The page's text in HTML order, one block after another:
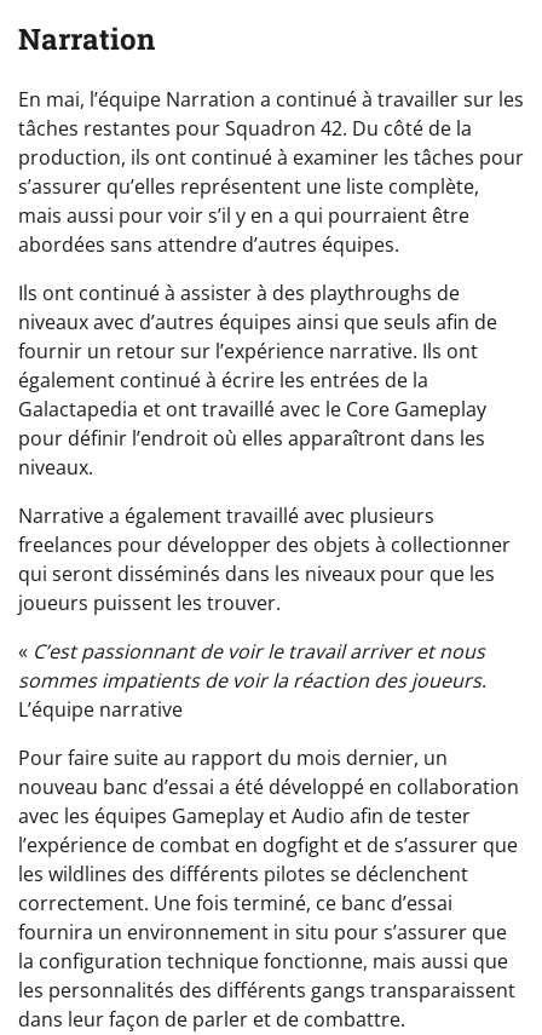
Narration
En mai, l’équipe Narration a continué à travailler sur les
tâches restantes pour Squadron 42. Du côté de la
production, ils ont continué à examiner les tâches pour
s’assurer qu’elles représentent une liste complète,
mais aussi pour voir s’il y en a qui pourraient être
abordées sans attendre d’autres équipes.
Ils ont continué à assister à des playthroughs de
niveaux avec d’autres équipes ainsi que seuls afin de
fournir un retour sur l’expérience narrative. Ils ont
également continué à écrire les entrées de la
Galactapedia et ont travaillé avec le Core Gameplay
pour définir l’endroit où elles apparaîtront dans les
niveaux.
Narrative a également travaillé avec plusieurs
freelances pour développer des objets à collectionner
qui seront disséminés dans les niveaux pour que les
joueurs puissent les trouver.
« C’est passionnant de voir le travail arriver et nous
sommes impatients de voir la réaction des joueurs.
L’équipe narrative
Pour faire suite au rapport du mois dernier, un
nouveau banc d’essai a été développé en collaboration
avec les équipes Gameplay et Audio afin de tester
l’expérience de combat en dogfight et de s’assurer que
les wildlines des différents pilotes se déclenchent
correctement. Une fois terminé, ce banc d’essai
fournira un environnement in situ pour s’assurer que
la configuration technique fonctionne, mais aussi que
les personnalités des différents gangs transparaissent
dans leur façon de parler et de combattre.